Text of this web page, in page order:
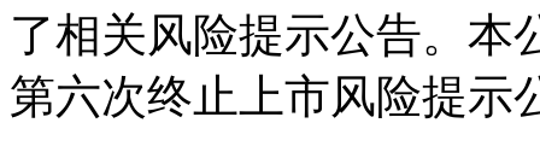
了相关风险提示公告。本
第六次终止上市风险提示